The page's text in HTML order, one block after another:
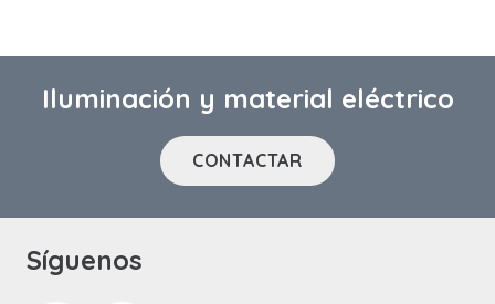
Iluminación y material eléctrico
CONTACTAR
Síguenos